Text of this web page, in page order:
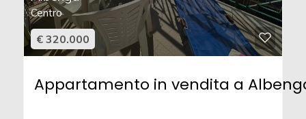
Centro
€ 320.000
Appartamento in vendita a